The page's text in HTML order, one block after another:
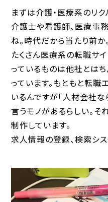
まずは介護・医療系のリク
介護士や看護師、医療事
ね。時代だから当たり前
たくさん医療系の転職サ
っているものは他社とは
っています。もともと転職
いるんですが「人材会社
言うモノがあるらしい。そ
制作しています。
求人情報の登録、検索シス